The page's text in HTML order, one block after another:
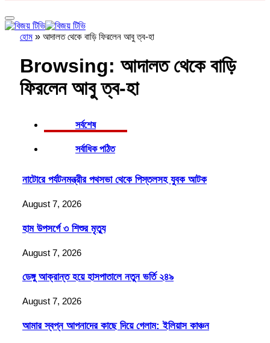
হোম » আদালত থেকে বাড়ি ফিরলেন আবু ত্ব-হা
Browsing: আদালত থেকে বাড়ি
ফিরলেন আবু ত্ব-হা
সর্বশেষ
সর্বাধিক পঠিত
নাটোরে পর্যটনমন্ত্রীর পথসভা থেকে পিস্তলসহ যুবক আটক
August 7, 2026
হাম উপসর্গে ৩ শিশুর মৃত্যু
August 7, 2026
ডেঙ্গু আক্রান্ত হয়ে হাসপাতালে নতুন ভর্তি ২৪৯
August 7, 2026
আমার স্বপ্ন আপনাদের কাছে দিয়ে গেলাম: ইলিয়াস কাঞ্চন